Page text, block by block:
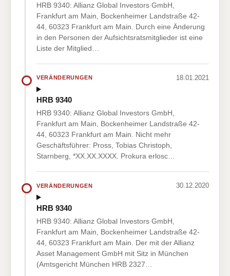
HRB 9340: Allianz Global Investors GmbH,
Frankfurt am Main, Bockenheimer Landstraße 42-
44, 60323 Frankfurt am Main. Durch eine Änderung
in den Personen der Aufsichtsratsmitglieder ist eine
Liste der Mitglied…
VERÄNDERUNGEN 18.01.2021
HRB 9340
HRB 9340: Allianz Global Investors GmbH,
Frankfurt am Main, Bockenheimer Landstraße 42-
44, 60323 Frankfurt am Main. Nicht mehr
Geschäftsführer: Pross, Tobias Christoph,
Starnberg, *XX.XX.XXXX. Prokura erlosc…
VERÄNDERUNGEN 30.12.2020
HRB 9340
HRB 9340: Allianz Global Investors GmbH,
Frankfurt am Main, Bockenheimer Landstraße 42-
44, 60323 Frankfurt am Main. Der mit der Allianz
Asset Management GmbH mit Sitz in München
(Amtsgericht München HRB 2327…